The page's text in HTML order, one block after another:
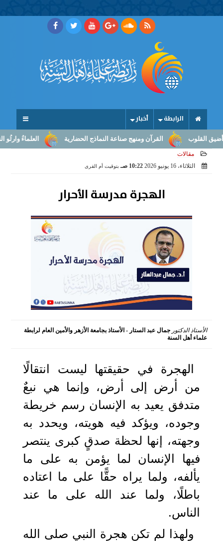
الرابطة أخبار
العلماءُ وارثُو النبوّة: القرآن ومنهج صناعة النماذج الحضارية
مقالات
الثلاثاء، 16 يونيو 2026
10:22 صـ بتوقيت أم القرى
الهجرة مدرسة الأحرار
الأستاذ الدكتورجمال عبد الستار - الأستاذ بجامعة الأزهر والأمين العام لرابطة
علماء أهل السنة
الهجرة في حقيقتها ليست انتقالًا
من أرض إلى أرض، وإنما هي نبعٌ
متدفق يعيد به الإنسان رسم خريطة
وجوده، ويؤكد فيه هويته، ويحدد به
وجهته، إنها لحظة صدقٍ كبرى ينتصر
فيها الإنسان لما يؤمن به على ما
يألفه، ولما يراه حقًّا على ما اعتاده
باطلًا، ولما عند الله على ما عند
الناس.
ولهذا لم تكن هجرة النبي صلى الله